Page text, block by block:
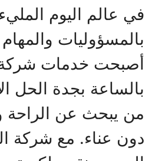
في عالم اليوم المليء
بالمسؤوليات والمهام
أصبحت خدمات
بالساعة بجدة الحل
من يبحث عن الراحة
دون عناء. مع شركة